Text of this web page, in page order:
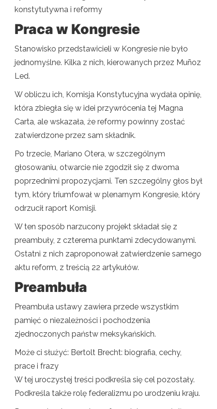
konstytutywna i reformy
Praca w Kongresie
Stanowisko przedstawicieli w Kongresie nie było
jednomyślne. Kilka z nich, kierowanych przez Muñoz
Led.
W obliczu ich, Komisja Konstytucyjna wydała opinię,
która zbiegła się w idei przywrócenia tej Magna
Carta, ale wskazała, że ​​reformy powinny zostać
zatwierdzone przez sam składnik.
Po trzecie, Mariano Otera, w szczególnym
głosowaniu, otwarcie nie zgodził się z dwoma
poprzednimi propozycjami. Ten szczególny głos był
tym, który triumfował w plenarnym Kongresie, który
odrzucił raport Komisji.
W ten sposób narzucony projekt składał się z
preambuły, z czterema punktami zdecydowanymi.
Ostatni z nich zaproponował zatwierdzenie samego
aktu reform, z treścią 22 artykułów.
Preambuła
Preambuła ustawy zawiera przede wszystkim
pamięć o niezależności i pochodzenia
zjednoczonych państw meksykańskich.
Może ci służyć: Bertolt Brecht: biografia, cechy,
prace i frazy
W tej uroczystej treści podkreśla się cel pozostały.
Podkreśla także rolę federalizmu po urodzeniu kraju.